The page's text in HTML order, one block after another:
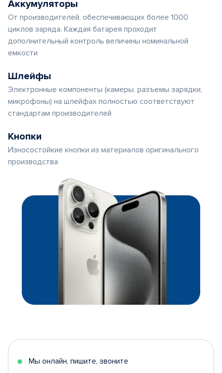
Аккумуляторы
От производителей, обеспечивающих более 1000
циклов заряда. Каждая батарея проходит
дополнительный контроль величины номинальной
емкости
Шлейфы
Электронные компоненты (камеры, разъемы зарядки,
микрофоны) на шлейфах полностью соответствуют
стандартам производителей
Кнопки
Износостойкие кнопки из материалов оригинального
производства
Мы онлайн, пишите, звоните